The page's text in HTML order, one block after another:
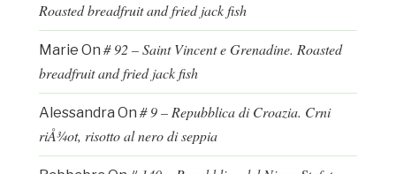
Roasted breadfruit and fried jack fish
Marie On # 92 – Saint Vincent e Grenadine. Roasted
breadfruit and fried jack fish
Alessandra On # 9 – Repubblica di Croazia. Crni
riÅ¾ot, risotto al nero di seppia